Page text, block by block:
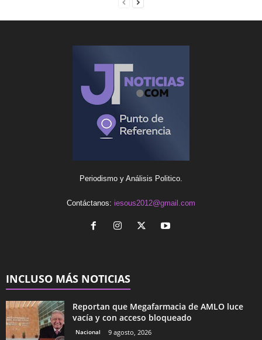
Periodismo y Análisis Politico.
Contáctanos: iesous2012@gmail.com
INCLUSO MÁS NOTICIAS
Reportan que Megafarmacia de AMLO luce
vacía y con acceso bloqueado
Nacional 9 agosto, 2026